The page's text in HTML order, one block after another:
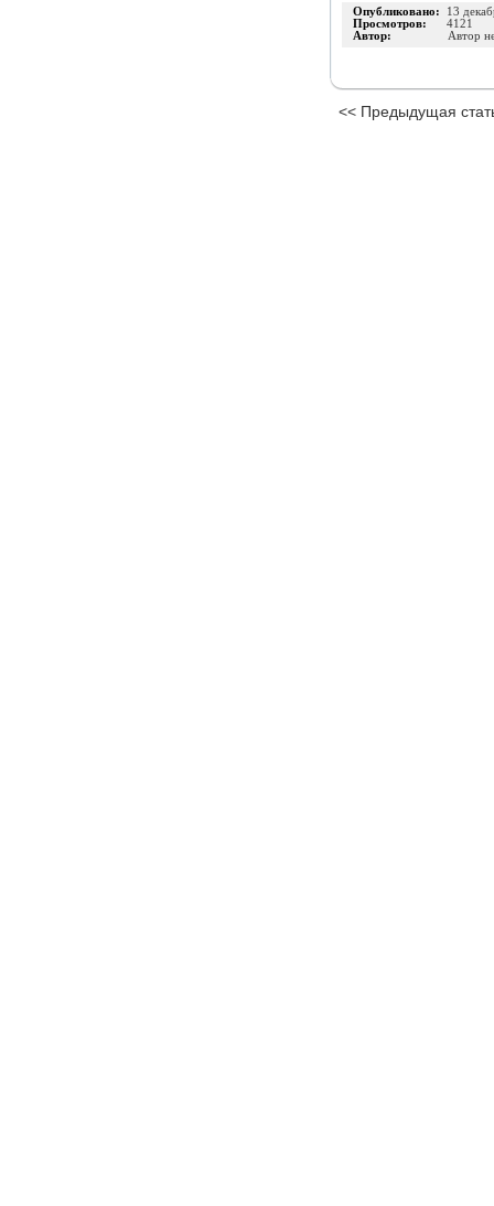
Опубликовано: 13
Просмотров: 4121
Автор:
Автор
<< Предыдущая